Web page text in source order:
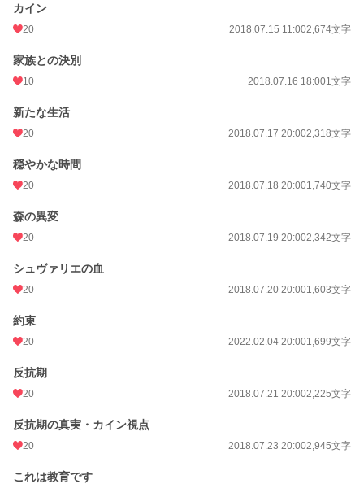
カイン
20 2018.07.15 11:002,674文字
家族との決別
10 2018.07.16 18:001文字
新たな生活
20 2018.07.17 20:002,318文字
穏やかな時間
20 2018.07.18 20:001,740文字
森の異変
20 2018.07.19 20:002,342文字
シュヴァリエの血
20 2018.07.20 20:001,603文字
約束
20 2022.02.04 20:001,699文字
反抗期
20 2018.07.21 20:002,225文字
反抗期の真実・カイン視点
20 2018.07.23 20:002,945文字
これは教育です